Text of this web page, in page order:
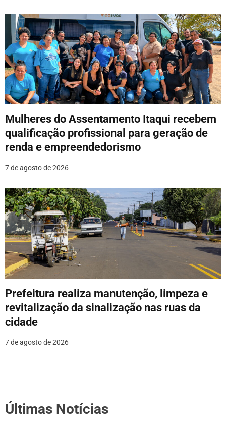
t
Mulheres do Assentamento Itaqui recebem
qualificação profissional para geração de
renda e empreendedorismo
7 de agosto de 2026
Prefeitura realiza manutenção, limpeza e
revitalização da sinalização nas ruas da
cidade
7 de agosto de 2026
Últimas Notícias